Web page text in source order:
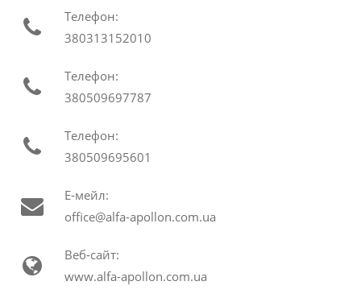
Телефон:
380313152010
Телефон:
380509697787
Телефон:
380509695601
Е-мейл:
office@alfa-apollon.com.ua
Веб-сайт:
www.alfa-apollon.com.ua